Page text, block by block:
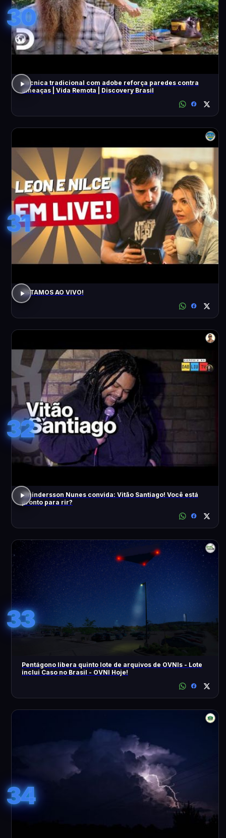
30
Técnica tradicional com adobe reforça paredes contra
ameaças | Vida Remota | Discovery Brasil
31
ESTAMOS AO VIVO!
32
Whindersson Nunes convida: Vitão Santiago! Você está
pronto para rir?
33
Pentágono libera quinto lote de arquivos de OVNIs - Lote
inclui Caso no Brasil - OVNI Hoje!
34